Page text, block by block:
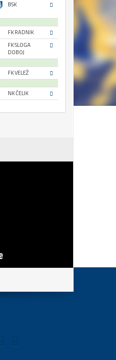
BSK
FK RADNIK
FK SLOGA
DOBOJ
FK VELEŽ
NK ČELIK